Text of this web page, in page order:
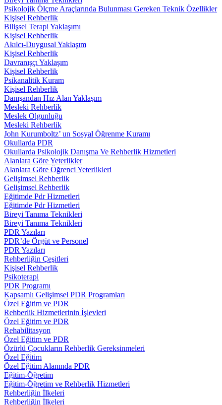
Psikolojik Ölçme Araçlarında Bulunması Gereken Teknik Özellikler
Kişisel Rehberlik
Bilişsel Terapi Yaklaşımı
Kişisel Rehberlik
Akılcı-Duygusal Yaklaşım
Kişisel Rehberlik
Davranışçı Yaklaşım
Kişisel Rehberlik
Psikanalitik Kuram
Kişisel Rehberlik
Danışandan Hız Alan Yaklaşım
Mesleki Rehberlik
Meslek Olgunluğu
Mesleki Rehberlik
John Kurumboltz’ un Sosyal Öğrenme Kuramı
Okullarda PDR
Okullarda Psikolojik Danışma Ve Rehberlik Hizmetleri
Alanlara Göre Yeterlikler
Alanlara Göre Öğrenci Yeterlikleri
Gelişimsel Rehberlik
Gelişimsel Rehberlik
Eğitimde Pdr Hizmetleri
Eğitimde Pdr Hizmetleri
Bireyi Tanıma Teknikleri
Bireyi Tanıma Teknikleri
PDR Yazıları
PDR’de Örgüt ve Personel
PDR Yazıları
Rehberliğin Çeşitleri
Kişisel Rehberlik
Psikoterapi
PDR Programı
Kapsamlı Gelişimsel PDR Programları
Özel Eğitim ve PDR
Rehberlik Hizmetlerinin İşlevleri
Özel Eğitim ve PDR
Rehabilitasyon
Özel Eğitim ve PDR
Özürlü Çocukların Rehberlik Gereksinmeleri
Özel Eğitim
Özel Eğitim Alanında PDR
Eğitim-Öğretim
Eğitim-Öğretim ve Rehberlik Hizmetleri
Rehberliğin İlkeleri
Rehberliğin İlkeleri